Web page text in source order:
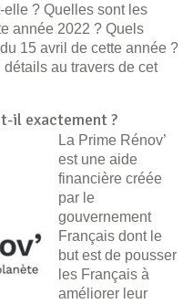
? Quelles sont les
année 2022 ? Quels
15 avril de cette année ?
au travers de cet
il exactement ?
La Prime Rénov’
est une aide
financière créée
par le
gouvernement
Français dont le
but est de pousser
les Français à
améliorer leur